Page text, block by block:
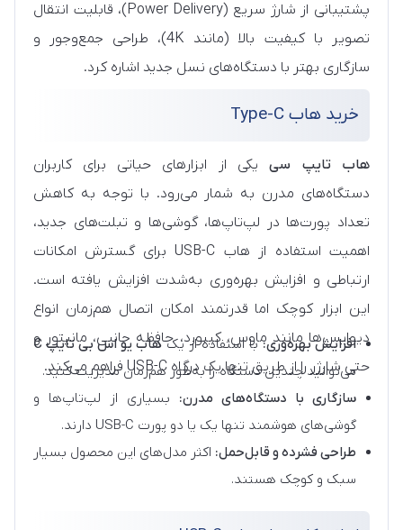
پشتیبانی از شارژ سریع (Power Delivery)، قابلیت انتقال
تصویر با کیفیت بالا (مانند 4K)، طراحی جمع‌وجور و
سازگاری بهتر با دستگاه‌های نسل جدید اشاره کرد.
خرید هاب Type-C
هاب تایپ سی یکی از ابزارهای حیاتی برای کاربران
دستگاه‌های مدرن به شمار می‌رود. با توجه به کاهش
تعداد پورت‌ها در لپ‌تاپ‌ها، گوشی‌ها و تبلت‌های جدید،
اهمیت استفاده از هاب USB-C برای گسترش امکانات
ارتباطی و افزایش بهره‌وری به‌شدت افزایش یافته است.
این ابزار کوچک اما قدرتمند امکان اتصال هم‌زمان انواع
دیوایس‌ها مانند ماوس، کیبورد، حافظه جانبی، مانیتور و
حتی شارژر را از طریق تنها یک درگاه USB-C فراهم می‌کند.
افزایش بهره‌وری:با استفاده از یکهاب یو اس بی تایپ C
می‌توانید چندین دستگاه را به‌طور هم‌زمان مدیریت کنید.
سازگاری با دستگاه‌های مدرن: بسیاری از لپ‌تاپ‌ها و
گوشی‌های هوشمند تنها یک یا دو پورت USB-C دارند.
طراحی فشرده و قابل‌حمل: اکثر مدل‌های این محصول بسیار
سبک و کوچک هستند.